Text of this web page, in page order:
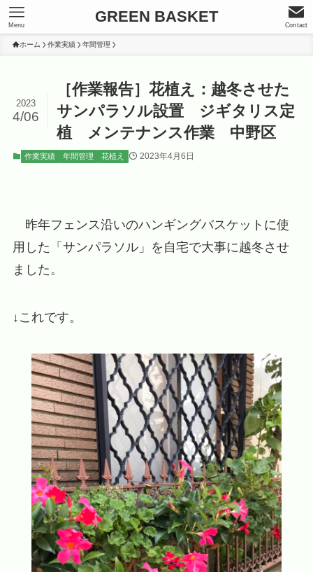
GREEN BASKET Contact
Menu
ホーム 作業実績 年間管理
［作業報告］花植え：越冬させた
サンパラソル設置 ジギタリス定
植 メンテナンス作業 中野区
2023
4/06
作業実績 年間管理 花植え 2023年4月6日
昨年フェンス沿いのハンギングバスケットに使
用した「サンパラソル」を自宅で大事に越冬させ
ました。
↓これです。